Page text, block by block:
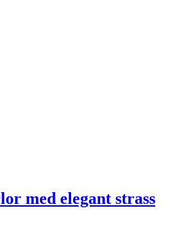
med elegant strass